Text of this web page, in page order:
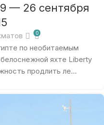
— 26 сентября
0
по необитаемым
яхте Liberty
продлить ле...